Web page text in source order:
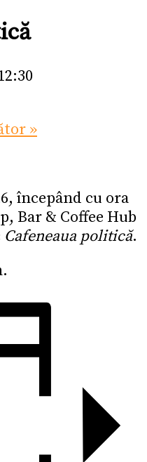
»
începând cu ora
Bar & Coffee Hub
Cafeneaua politică.